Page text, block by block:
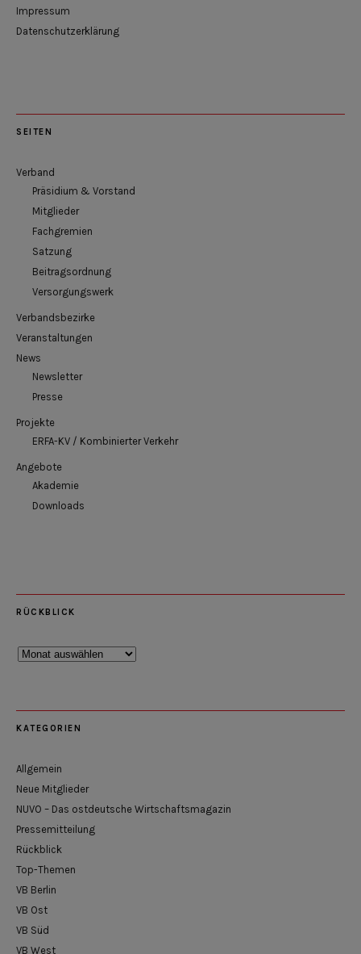
Impressum
Datenschutzerklärung
SEITEN
Verband
Präsidium & Vorstand
Mitglieder
Fachgremien
Satzung
Beitragsordnung
Versorgungswerk
Verbandsbezirke
Veranstaltungen
News
Newsletter
Presse
Projekte
ERFA-KV / Kombinierter Verkehr
Angebote
Akademie
Downloads
RÜCKBLICK
Rückblick
KATEGORIEN
Allgemein
Neue Mitglieder
NUVO – Das ostdeutsche Wirtschaftsmagazin
Pressemitteilung
Rückblick
Top-Themen
VB Berlin
VB Ost
VB Süd
VB West